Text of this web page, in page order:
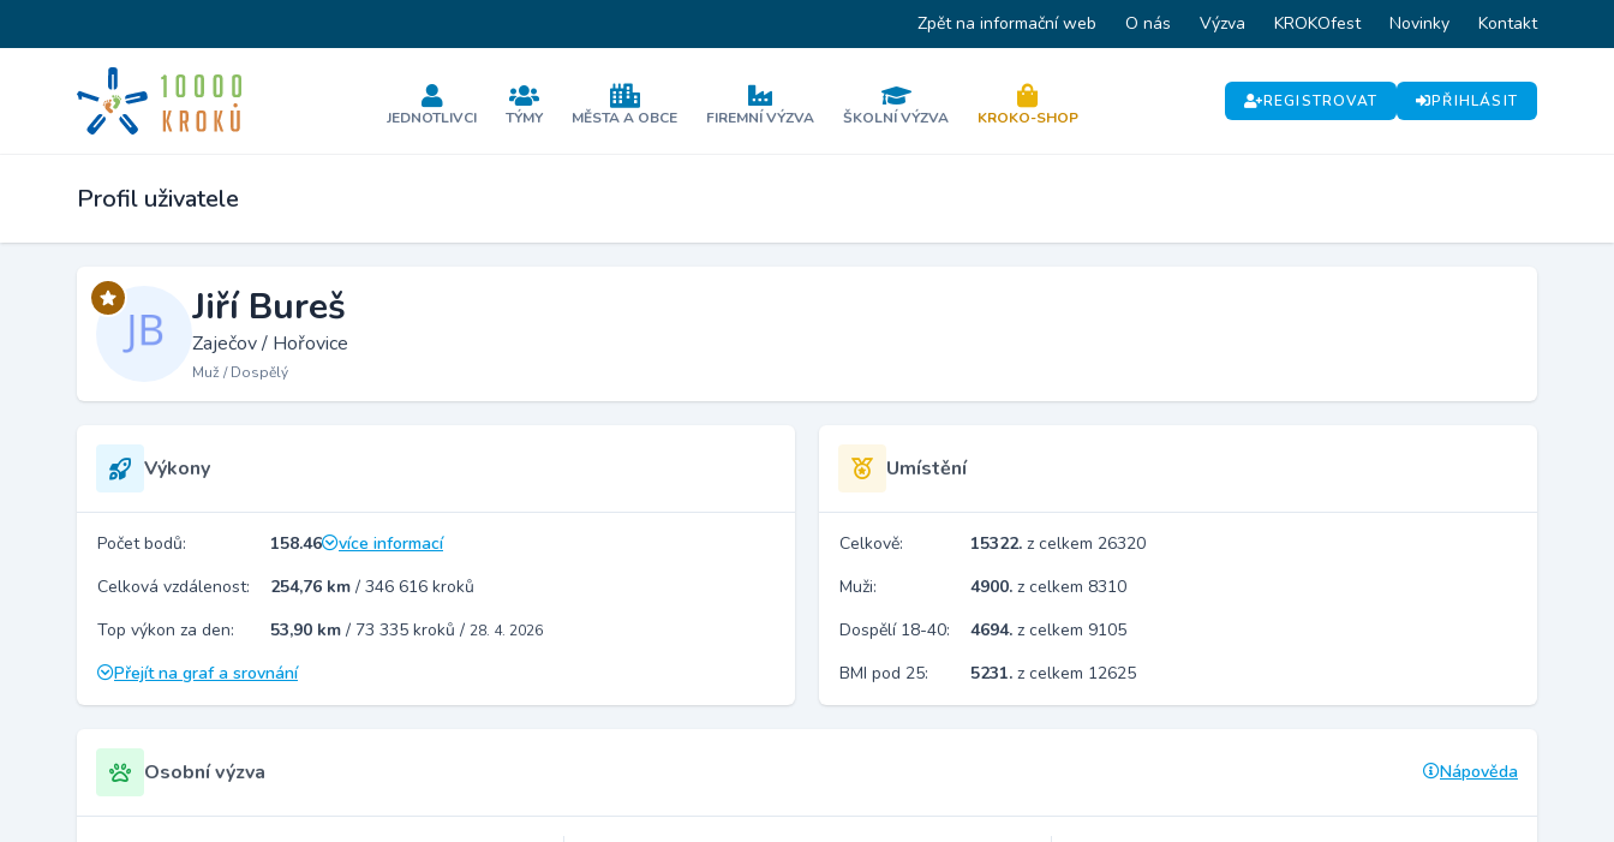
Zpět na informační web O nás Výzva KROKOfest Novinky Kontakt
JEDNOTLIVCI TÝMY MĚSTA A OBCE FIREMNÍ VÝZVA ŠKOLNÍ VÝZVA KROKO-SHOP
REGISTROVAT PŘIHLÁSIT
Profil uživatele
Jiří Bureš
Zaječov / Hořovice
Muž / Dospělý
Výkony
Počet bodů: 158.46
více informací
Celková vzdálenost:
254,76 km / 346 616 kroků
Top výkon za den:
53,90 km / 73 335 kroků / 28. 4. 2026
Přejít na graf a srovnání
Umístění
Celkově: 15322. z celkem 26320
Muži:
4900. z celkem 8310
Dospělí 18-40:
4694. z celkem 9105
BMI pod 25:
5231. z celkem 12625
Osobní výzva Nápověda